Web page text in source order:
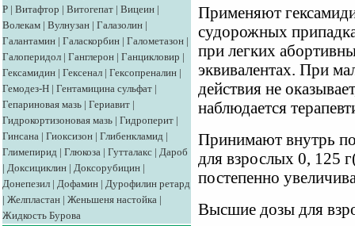
Р | Витафтор | Витогепат | Вицеин |
Волекам | Вулнузан | Галазолин |
Галантамин | Галаскорбин | Галометазон |
Галоперидол | Ганглерон | Ганцикловир |
Гексамидин | Гексенал | Гексопреналин |
Гемодез-Н | Гентамицина сульфат |
Гепариновая мазь | Гериавит |
Гидрокортизоновая мазь | Гидроперит |
Гинсана | Гиоксизон | Глибенкламид |
Глимепирид | Глюкоза | Гутталакс | Дароб
| Доксициклин | Доксорубицин |
Донепезил | Дофамин | Дурофилин ретард
| Желпластан | Женьшеня настойка |
Жидкость Бурова
Применяют
судорожных
при легких
эквивалентах. При
действия не
наблюдается
Принимают внутрь
для взрослых 0, 125
постепенно
Высшие дозы для